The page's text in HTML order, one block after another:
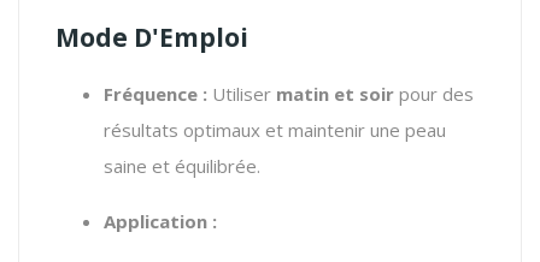
Mode D'Emploi
Fréquence : Utiliser matin et soir pour des
résultats optimaux et maintenir une peau
saine et équilibrée.
Application :